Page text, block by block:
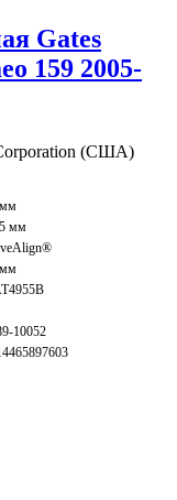
Gates
159 2005-
(США)
мм
10052